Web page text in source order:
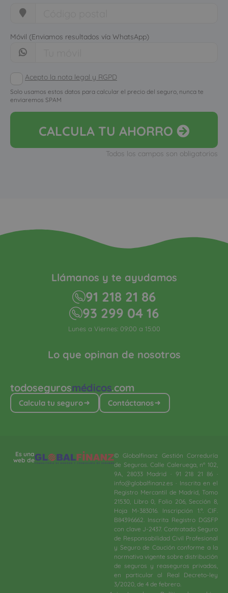
Móvil (Enviamos resultados vía WhatsApp)
Acepto la nota legal y RGPD
Solo usamos estos datos para calcular el precio del seguro, nunca te
enviaremos SPAM
CALCULA TU AHORRO
Todos los campos son obligatorios
todosegurosmédicos.com
Calcula tu seguro Contáctanos
Lo que opinan de nosotros
Llámanos y te ayudamos
91 218 21 86
93 299 04 16
Lunes a Viernes: 09:00 a 15:00
Es una
web de
© Globalfinanz Gestión Correduría
de Seguros. Calle Caleruega, nº 102,
9A, 28033 Madrid · 91 218 21 86 ·
info@globalfinanz.es · Inscrita en el
Registro Mercantil de Madrid, Tomo
21530, Libro 0, Folio 206, Sección 8,
Hoja M-383016. Inscripción 1.ª. CIF.
B84396662. Inscrita Registro DGSFP
con clave J-2437. Contratado Seguro
de Responsabilidad Civil Profesional
y Seguro de Caución conforme a la
normativa vigente sobre distribución
de seguros y reaseguros privados,
en particular al Real Decreto-ley
3/2020, de 4 de febrero.​